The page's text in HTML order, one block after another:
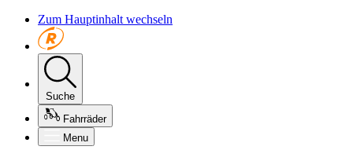
Zum Hauptinhalt wechseln
Suche
Fahrräder
Menu